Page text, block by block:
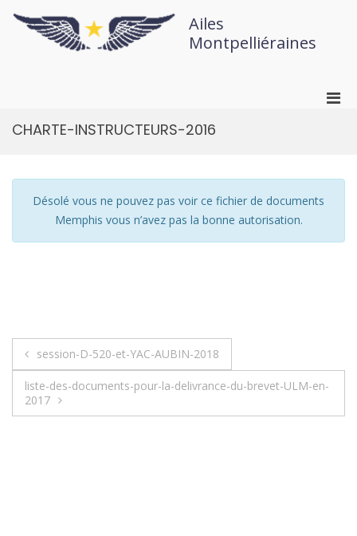
Ailes
Montpelliéraines
CHARTE-INSTRUCTEURS-2016
Désolé vous ne pouvez pas voir ce fichier de documents
Memphis vous n’avez pas la bonne autorisation.
session-D-520-et-YAC-AUBIN-2018
liste-des-documents-pour-la-delivrance-du-brevet-ULM-en-
2017